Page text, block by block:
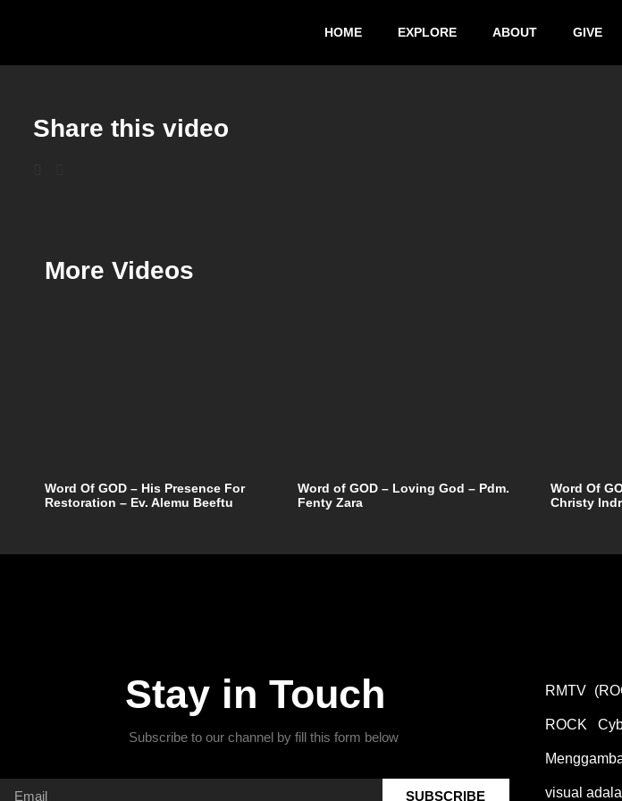
HOME EXPLORE ABOUT GIVE
Share this video
More Videos
Word Of GOD – His Presence For
Restoration – Ev. Alemu Beeftu
Word of GOD – Loving God – Pdm.
Fenty Zara
Word Of
Christy
Stay in Touch
Subscribe to our channel by fill this form below
SUBSCRIBE
RMTV
ROCK
visual